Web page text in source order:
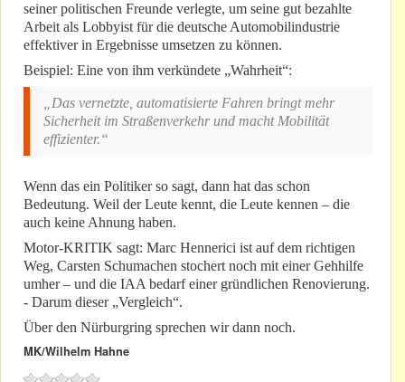
seiner politischen Freunde verlegte, um seine gut bezahlte
Arbeit als Lobbyist für die deutsche Automobilindustrie
effektiver in Ergebnisse umsetzen zu können.
Beispiel: Eine von ihm verkündete „Wahrheit“:
„Das vernetzte, automatisierte Fahren bringt mehr
Sicherheit im Straßenverkehr und macht Mobilität
effizienter.“
Wenn das ein Politiker so sagt, dann hat das schon
Bedeutung. Weil der Leute kennt, die Leute kennen – die
auch keine Ahnung haben.
Motor-KRITIK sagt: Marc Hennerici ist auf dem richtigen
Weg, Carsten Schumachen stochert noch mit einer Gehhilfe
umher – und die IAA bedarf einer gründlichen Renovierung.
- Darum dieser „Vergleich“.
Über den Nürburgring sprechen wir dann noch.
MK/Wilhelm Hahne